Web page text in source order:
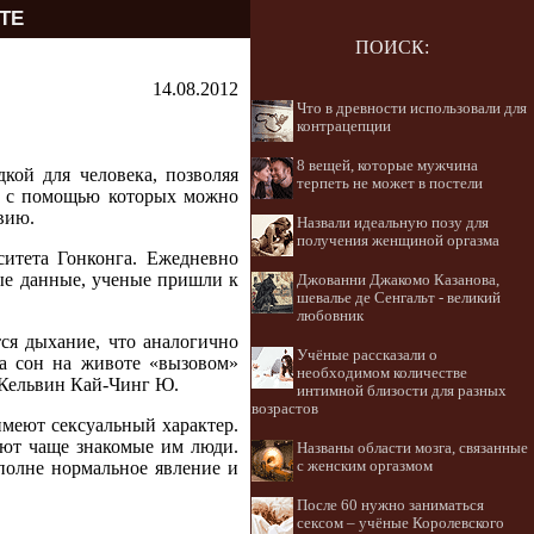
14.08.2012
для человека, позволяя
с помощью которых можно
Гонконга. Ежедневно
данные, ученые пришли к
дыхание, что аналогично
сон на животе «вызовом»
Кельвин Кай-Чинг Ю.
сексуальный характер.
чаще знакомые им люди.
нормальное явление и
ПОИСК:
Что в древности использовали для
контрацепции
8 вещей, которые мужчина
терпеть не может в постели
Назвали идеальную позу для
получения женщиной оргазма
Джованни Джакомо Казанова,
шевалье де Сенгальт - великий
любовник
Учёные рассказали о
необходимом количестве
интимной близости для разных
возрастов
Названы области мозга, связанные
с женским оргазмом
После 60 нужно заниматься
сексом – учёные Королевского